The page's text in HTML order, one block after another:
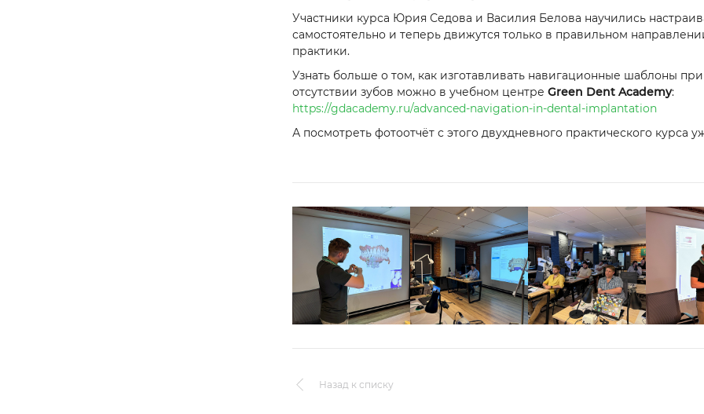
Участники курса Юрия Седова и Василия Белова научились
самостоятельно и теперь движутся только в правильном
практики.
Узнать больше о том, как изготавливать навигационные шаблоны
отсутствии зубов можно в учебном центре Green Dent Academy:
https://gdacademy.ru/advanced-navigation-in-dental-implantation
А посмотреть фотоотчёт с этого двухдневного практического курса
Назад к списку